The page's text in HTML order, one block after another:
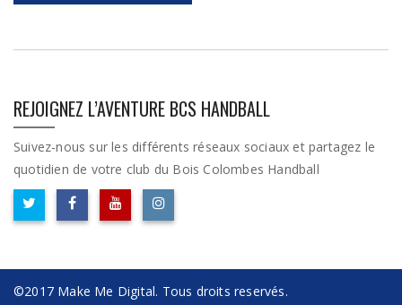
REJOIGNEZ L’AVENTURE BCS HANDBALL
Suivez-nous sur les différents réseaux sociaux et partagez le
quotidien de votre club du Bois Colombes Handball
©2017 Make Me Digital. Tous droits reservés.